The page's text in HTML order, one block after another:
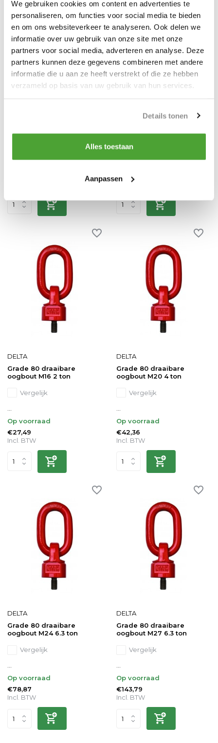
We gebruiken cookies om content en advertenties te
personaliseren, om functies voor social media te bieden
en om ons websiteverkeer te analyseren. Ook delen we
informatie over uw gebruik van onze site met onze
partners voor social media, adverteren en analyse. Deze
partners kunnen deze gegevens combineren met andere
informatie die u aan ze heeft verstrekt of die ze hebben
verzameld op basis van uw gebruik van hun services.
Details tonen
Alles toestaan
Aanpassen
Vergelijk
Grade 80 draaibare
oogbout M12 1 ton
Vergelijk
...
€26,80
Incl. BTW
DELTA
Grade 80 draaibare
oogbout M16 2 ton
Vergelijk
Op voorraad
€27,49
Incl. BTW
DELTA
Grade 80 draaibare
oogbout M20 4 ton
Vergelijk
Op voorraad
€42,36
Incl. BTW
DELTA
Grade 80 draaibare
oogbout M24 6.3 ton
Vergelijk
Op voorraad
€78,87
Incl. BTW
DELTA
Grade 80 draaibare
oogbout M27 6.3 ton
Vergelijk
Op voorraad
€143,79
Incl. BTW